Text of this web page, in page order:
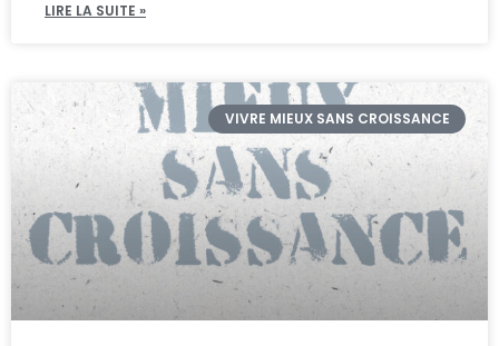
LIRE LA SUITE »
VIVRE MIEUX SANS CROISSANCE